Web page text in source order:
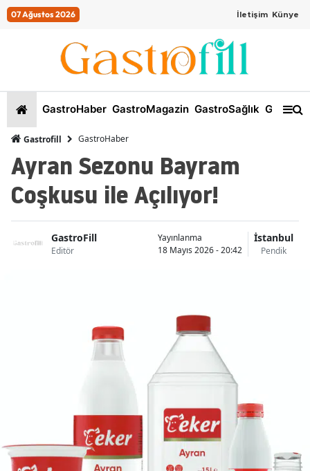
07 Ağustos 2026 İletişim Künye
GastroHaber GastroMagazin GastroSağlık
Gastrofill GastroHaber
Ayran Sezonu Bayram
Coşkusu ile Açılıyor!
GastroFill
Editör
Yayınlanma
18 Mayıs 2026 - 20:42
İstanbul
Pendik